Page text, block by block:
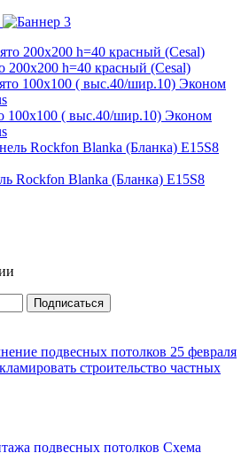
200x200 h=40 красный (Cesal)
100х100 ( выс.40/шир.10) Эконом
Rockfon Blanka (Бланка) E15S8
Подписаться
подвесных потолков 25 февраля
строительство частных
подвесных потолков Схема